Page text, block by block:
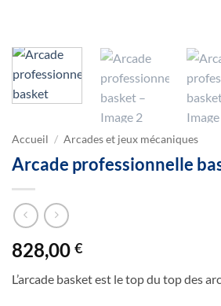
Accueil / Arcades et jeux mécaniques
Arcade professionnelle
828,00 €
L’arcade basket est le top du top des